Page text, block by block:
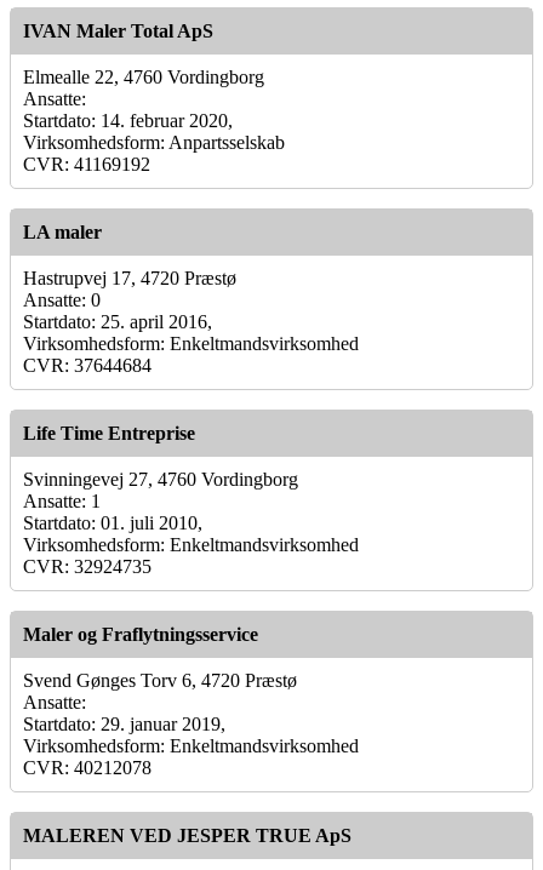
IVAN Maler Total ApS
Elmealle 22, 4760 Vordingborg
Ansatte:
Startdato: 14. februar 2020,
Virksomhedsform: Anpartsselskab
CVR: 41169192
LA maler
Hastrupvej 17, 4720 Præstø
Ansatte: 0
Startdato: 25. april 2016,
Virksomhedsform: Enkeltmandsvirksomhed
CVR: 37644684
Life Time Entreprise
Svinningevej 27, 4760 Vordingborg
Ansatte: 1
Startdato: 01. juli 2010,
Virksomhedsform: Enkeltmandsvirksomhed
CVR: 32924735
Maler og Fraflytningsservice
Svend Gønges Torv 6, 4720 Præstø
Ansatte:
Startdato: 29. januar 2019,
Virksomhedsform: Enkeltmandsvirksomhed
CVR: 40212078
MALEREN VED JESPER TRUE ApS